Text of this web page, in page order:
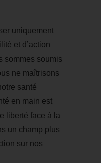
uniquement
et d’action
sommes soumis
ne maîtrisons
santé
en main est
liberté face à la
un champ plus
sur nos